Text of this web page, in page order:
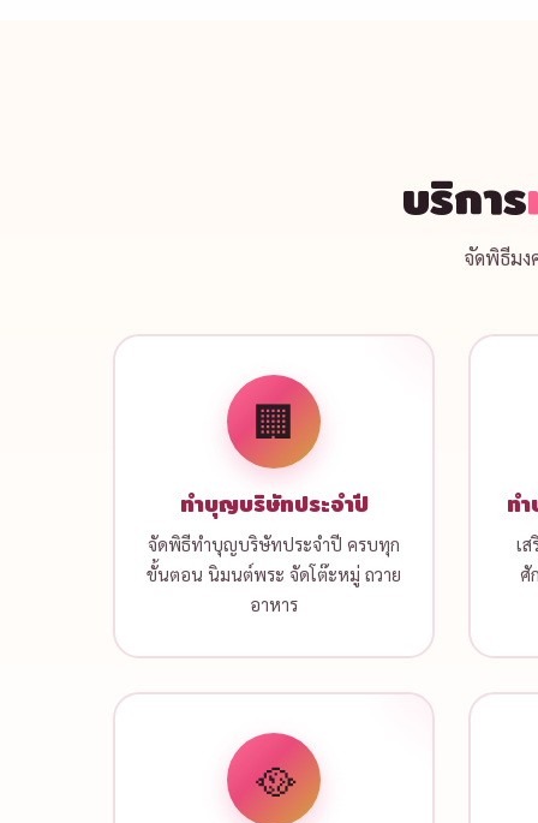
บริการ
จัดพิธีมง
🏢
ทำบุญบริษัทประจำปี
จัดพิธีทำบุญบริษัทประจำปี ครบทุก
ขั้นตอน นิมนต์พระ จัดโต๊ะหมู่ ถวาย
อาหาร
ท
เ
ศั
🥘